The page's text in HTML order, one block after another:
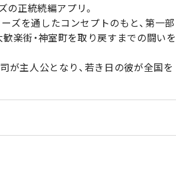
の正統続編アプリ。
ズを通したコンセプトのもと、第一部
楽街・神室町を取り戻すまでの闘いを
が主人公となり、若き日の彼が全国を